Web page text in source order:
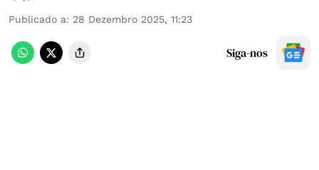
Publicado a: 28 Dezembro 2025, 11:23
Siga-nos